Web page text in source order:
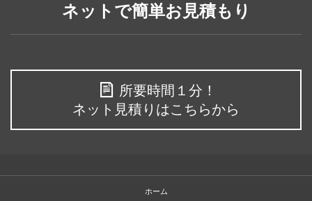
ネットで簡単お見積もり
所要時間１分！
ネット見積りはこちらから
ホーム